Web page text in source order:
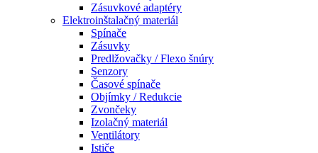
Zásuvkové adaptéry
Elektroinštalačný materiál
Spínače
Zásuvky
Predlžovačky / Flexo šnúry
Senzory
Časové spínače
Objímky / Redukcie
Zvončeky
Izolačný materiál
Ventilátory
Ističe